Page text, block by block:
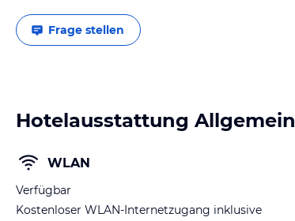
Frage stellen
Hotelausstattung Allgemein
WLAN
Verfügbar
Kostenloser WLAN-Internetzugang inklusive